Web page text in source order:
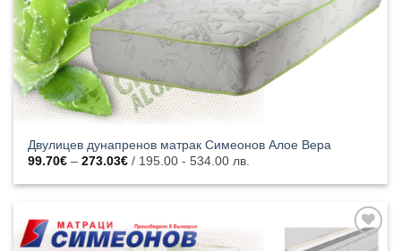
Двулицев дунапренов матрак Симеонов Алое Вера
99.70€ – 273.03€Price
99.70€
/ 195.00 - 534.00 лв.
Добавяне